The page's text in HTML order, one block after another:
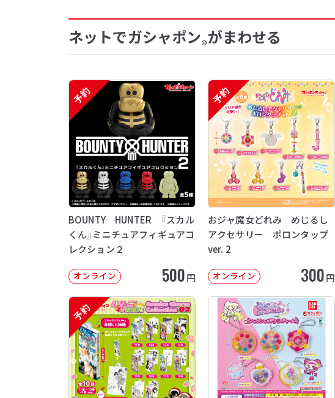
ネットでガシャポン®がまわせる
予約
BOUNTY HUNTER 『スカル
くん』ミニチュアフィギュアコ
レクション２
オンライン 500円
予約
おジャ魔女どれみ めじるし
アクセサリー ポロンタップ
ver. 2
オンライン 300円
予約